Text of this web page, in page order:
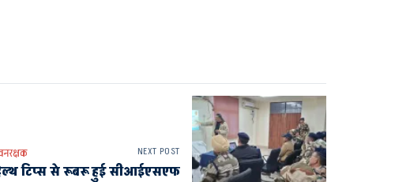
NEXT POST
टिप्स से रूबरू हुई सीआईएसएफ